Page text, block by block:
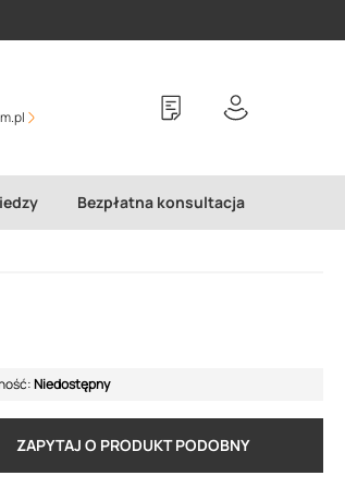
Bezpłatna konsultacja
Niedostępny
ZAPYTAJ O PRODUKT PODOBNY